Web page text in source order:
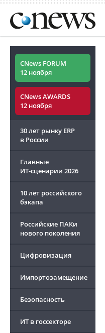
CNews FORUM
12 ноября
CNews AWARDS
12 ноября
30 лет рынку ERP
в России
Главные
ИТ-сценарии 2026
10 лет российского
бэкапа
Российские ПАКи
нового поколения
Цифровизация
Импортозамещение
Безопасность
ИТ в госсекторе